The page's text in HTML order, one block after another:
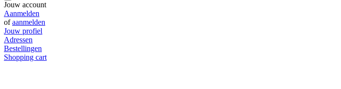
Jouw account
Aanmelden
ofaanmelden
Jouw profiel
Adressen
Bestellingen
Shopping cart